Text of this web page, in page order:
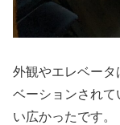
外観やエレベータ
ベーションされて
い広かったです。